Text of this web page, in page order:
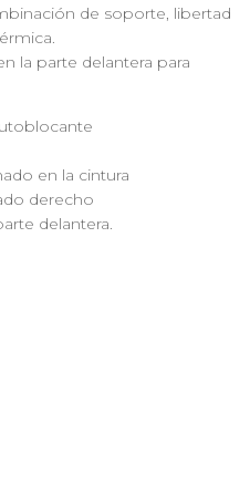
de soporte, libertad
la parte delantera para
en la cintura
derecho
delantera.